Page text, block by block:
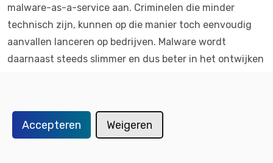
malware-as-a-service aan. Criminelen die minder
technisch zijn, kunnen op die manier toch eenvoudig
aanvallen lanceren op bedrijven. Malware wordt
daarnaast steeds slimmer en dus beter in het ontwijken
kan veranderen om antivirussoftware te omzeilen.
Het manipuleren van informatie
Accepteren Weigeren